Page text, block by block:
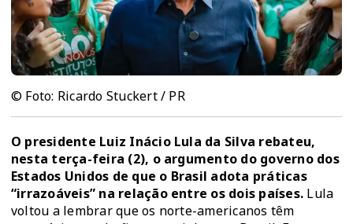
© Foto: Ricardo Stuckert / PR
O presidente Luiz Inácio Lula da Silva rebateu,
nesta terça-feira (2), o argumento do governo dos
Estados Unidos de que o Brasil adota práticas
“irrazoáveis” na relação entre os dois países. Lula
voltou a lembrar que os norte-americanos têm